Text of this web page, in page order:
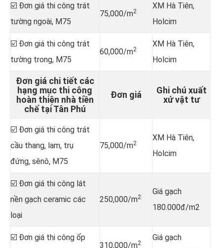
☑️ Đơn giá thi công trát
tường ngoài, M75
75,000/m2
XM Hà Tiên,
Holcim
☑️ Đơn giá thi công trát
tường trong, M75
60,000/m2
XM Hà Tiên,
Holcim
Đơn giá chi tiết các
hạng mục thi công
hoàn thiện nhà tiền
chế tại Tân Phú
Đơn giá
Ghi chú xuất
xứ vật tư
☑️ Đơn giá thi công trát
cầu thang, lam, trụ
đứng, sênô, M75
75,000/m2
XM Hà Tiên,
Holcim
☑️ Đơn giá thi công lát
nền gạch ceramic các
loại
250,000/m2
Giá gạch
180.000đ/m2
☑️ Đơn giá thi công ốp
310,000/m2
Giá gạch